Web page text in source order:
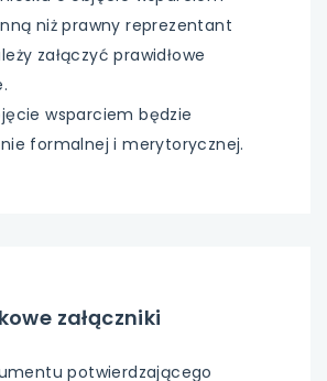
niż prawny reprezentant
załączyć prawidłowe
wsparciem będzie
formalnej i merytorycznej.
załączniki
potwierdzającego